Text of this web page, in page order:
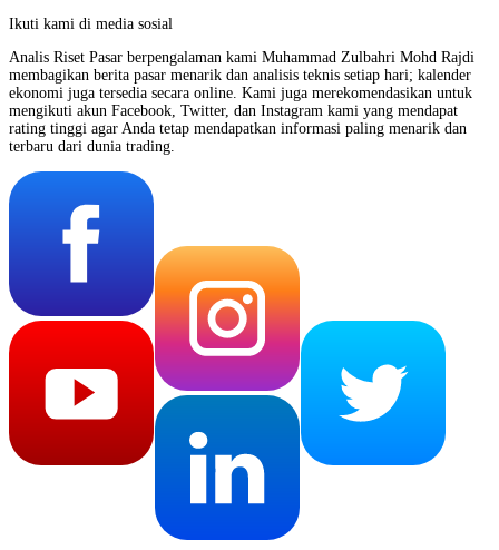
Ikuti kami di media sosial
Analis Riset Pasar berpengalaman kami Muhammad Zulbahri Mohd Rajdi
membagikan berita pasar menarik dan analisis teknis setiap hari; kalender
ekonomi juga tersedia secara online. Kami juga merekomendasikan untuk
mengikuti akun Facebook, Twitter, dan Instagram kami yang mendapat
rating tinggi agar Anda tetap mendapatkan informasi paling menarik dan
terbaru dari dunia trading.